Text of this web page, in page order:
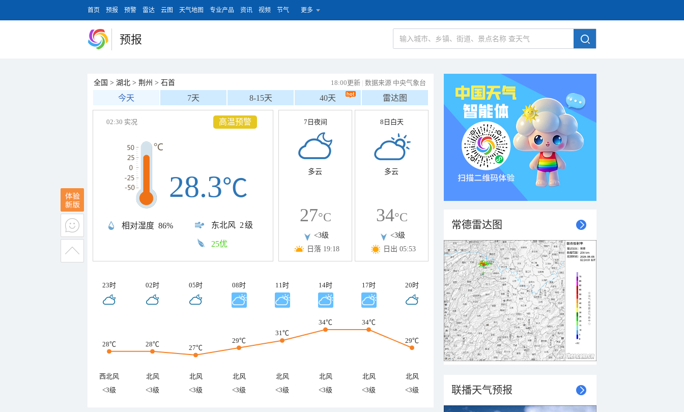
首页 预报 预警 雷达 云图 天气地图 专业产品 资讯 视频 节气 更多
预报
全国 > 湖北 > 荆州 > 石首 18:00更新 | 数据来源 中央气象台
今天 7天 8-15天 40天 雷达图
高温预警
02:30 实况
相对湿度 86% 东北风 2级
28.3℃
25优
7日夜间
多云
27°C
<3级
日落 19:18
8日白天
多云
34°C
<3级
日出 05:53
23时 02时 05时 08时 11时 14时 17时 20时
28℃ 28℃ 27℃
29℃
31℃
34℃ 34℃
29℃
西北风 北风 北风 北风 北风 北风 北风
北风
<3级
<3级 <3级 <3级 <3级 <3级 <3级 <3级
常德雷达图
联播天气预报